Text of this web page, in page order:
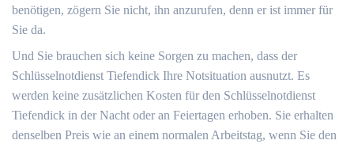
benötigen, zögern Sie nicht, ihn anzurufen, denn er ist immer für
Sie da.
Und Sie brauchen sich keine Sorgen zu machen, dass der
Schlüsselnotdienst Tiefendick Ihre Notsituation ausnutzt. Es
werden keine zusätzlichen Kosten für den Schlüsselnotdienst
Tiefendick in der Nacht oder an Feiertagen erhoben. Sie erhalten
denselben Preis wie an einem normalen Arbeitstag, wenn Sie den